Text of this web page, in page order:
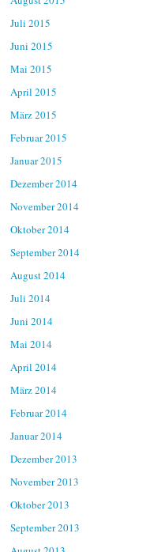
Juli 2015
Juni 2015
Mai 2015
April 2015
März 2015
Februar 2015
Januar 2015
Dezember 2014
November 2014
Oktober 2014
September 2014
August 2014
Juli 2014
Juni 2014
Mai 2014
April 2014
März 2014
Februar 2014
Januar 2014
Dezember 2013
November 2013
Oktober 2013
September 2013